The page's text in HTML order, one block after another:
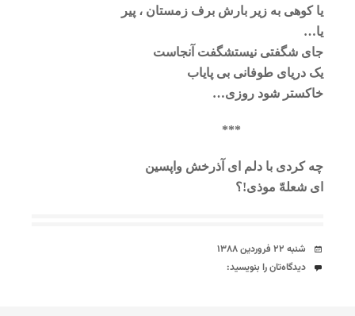
یا کوهی به زیر بارش برف زمستان ، پیر
یا…
جای شگفتی نیستشگفت آنجاست
یک دریای طوفانی بی پایاب
خاکستر شود روزی…
***
چه کردی با دلم ای آذرخش واپسین
ای شعلهّ موذی!؟
تاریخ
شنبه ۲۲ فروردین ۱۳۸۸
دیدگاه‌ها
دیدگاه‌تان را بنویسید: